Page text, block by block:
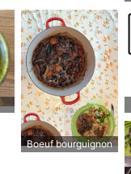
Boeuf bourguignon